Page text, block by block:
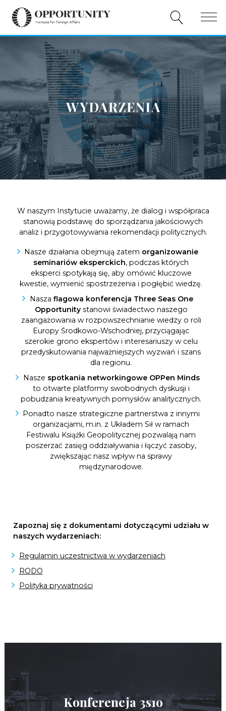
PUBLIKACJE
WYDARZENIA
WSPÓŁPRACA
WSPARCIE
PL EN
W naszym Instytucie uważamy, że dialog i współpraca
stanowią podstawę do sporządzania jakościowych
analiz i przygotowywania rekomendacji politycznych.
Nasze działania obejmują zatem organizowanie
seminariów eksperckich, podczas których
eksperci spotykają się, aby omówić kluczowe
kwestie, wymienić spostrzeżenia i pogłębić wiedzę.
Nasza flagowa konferencja Three Seas One
Opportunitystanowi świadectwo naszego
zaangażowania w rozpowszechnianie wiedzy o roli
Europy Środkowo-Wschodniej, przyciągając
szerokie grono ekspertów i interesariuszy w celu
przedyskutowania najważniejszych wyzwań i szans
dla regionu.
Nasze spotkania networkingowe OPPen Minds
to otwarte platformy swobodnych dyskusji i
pobudzania kreatywnych pomysłów analitycznych.
Ponadto nasze strategiczne partnerstwa z innymi
organizacjami, m.in. z Układem Sił w ramach
Festiwalu Książki Geopolitycznej pozwalają nam
poszerzać zasięg oddziaływania i łączyć zasoby,
zwiększając nasz wpływ na sprawy
międzynarodowe.
Zapoznaj się z dokumentami dotyczącymi udziału w
naszych wydarzeniach:
Regulamin uczestnictwa w wydarzeniach
RODO
Polityka prywatności
Konferencja 3s1o